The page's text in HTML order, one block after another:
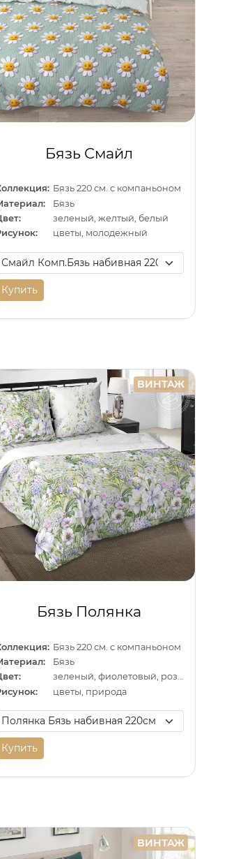
Бязь Смайл
Бязь 220 см. с компаньоном
Бязь
зеленый, желтый, белый
цветы, молодежный
Купить
ВИНТАЖ
Бязь Полянка
Бязь 220 см. с компаньоном
Бязь
зеленый, фиолетовый, розовый
цветы, природа
Купить
ВИНТАЖ